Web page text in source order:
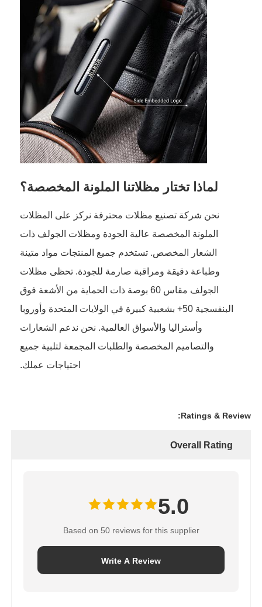
لماذا تختار مظلاتنا الملونة المخصصة؟
نحن شركة تصنيع مظلات محترفة نركز على المظلات
الملونة المخصصة عالية الجودة ومظلات الجولف ذات
الشعار المخصص. تستخدم جميع المنتجات مواد متينة
وطباعة دقيقة ومراقبة صارمة للجودة. تحظى مظلات
الجولف مقاس 60 بوصة ذات الحماية من الأشعة فوق
البنفسجية 50+ بشعبية كبيرة في الولايات المتحدة وأوروبا
وأستراليا والأسواق العالمية. نحن ندعم الشعارات
والتصاميم المخصصة والطلبات المجمعة لتلبية جميع
احتياجات عملك.
Ratings & Review:
Overall Rating
5.0
Based on 50 reviews for this supplier
Write A Review